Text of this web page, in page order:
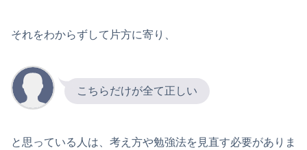
それをわからずして片方に寄り、
こちらだけが全て正しい
と思っている人は、考え方や勉強法を見直す必要がありま